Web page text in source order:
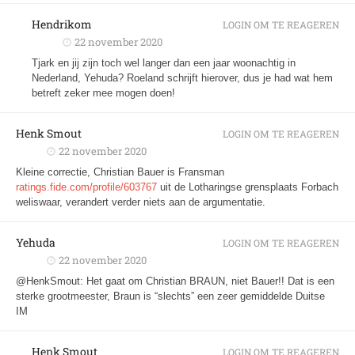
Hendrikom
22 november 2020
Tjark en jij zijn toch wel langer dan een jaar woonachtig in
Nederland, Yehuda? Roeland schrijft hierover, dus je had wat hem
betreft zeker mee mogen doen!
LOGIN OM TE REAGEREN
Henk Smout
22 november 2020
Kleine correctie, Christian Bauer is Fransman
ratings.fide.com/profile/603767 uit de Lotharingse grensplaats Forbach
weliswaar, verandert verder niets aan de argumentatie.
LOGIN OM TE REAGEREN
Yehuda
22 november 2020
@HenkSmout: Het gaat om Christian BRAUN, niet Bauer!! Dat is een
sterke grootmeester, Braun is “slechts” een zeer gemiddelde Duitse
IM
LOGIN OM TE REAGEREN
Henk Smout LOGIN OM TE REAGEREN